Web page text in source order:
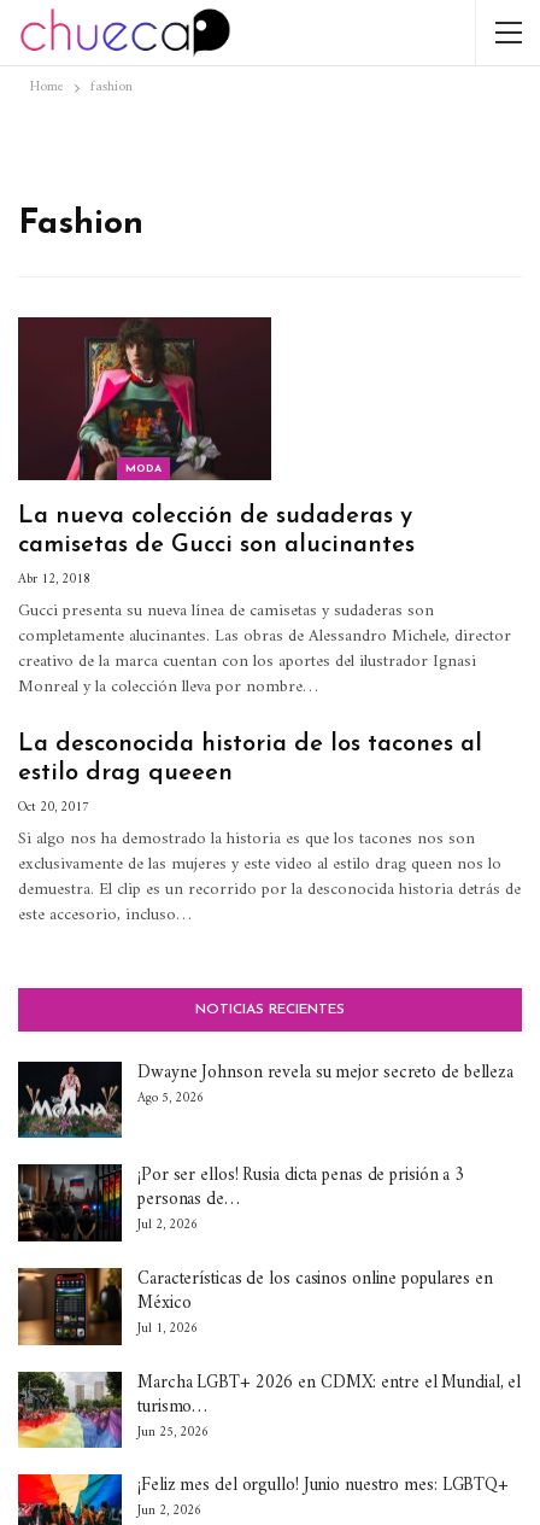
Home fashion
Fashion
MODA
La nueva colección de sudaderas y
camisetas de Gucci son alucinantes
Abr 12, 2018
Gucci presenta su nueva línea de camisetas y sudaderas son
completamente alucinantes. Las obras de Alessandro Michele, director
creativo de la marca cuentan con los aportes del ilustrador Ignasi
Monreal y la colección lleva por nombre…
La desconocida historia de los tacones al
estilo drag queeen
Oct 20, 2017
Si algo nos ha demostrado la historia es que los tacones nos son
exclusivamente de las mujeres y este video al estilo drag queen nos lo
demuestra. El clip es un recorrido por la desconocida historia detrás de
este accesorio, incluso…
NOTICIAS RECIENTES
Dwayne Johnson revela su mejor secreto de belleza
Ago 5, 2026
¡Por ser ellos! Rusia dicta penas de prisión a 3
personas de…
Jul 2, 2026
Características de los casinos online populares en
México
Jul 1, 2026
Marcha LGBT+ 2026 en CDMX: entre el Mundial, el
turismo…
Jun 25, 2026
¡Feliz mes del orgullo! Junio nuestro mes: LGBTQ+
Jun 2, 2026